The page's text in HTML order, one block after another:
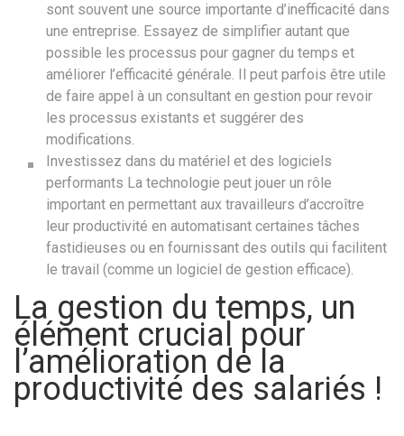
sont souvent une source importante d’inefficacité dans
une entreprise. Essayez de simplifier autant que
possible les processus pour gagner du temps et
améliorer l’efficacité générale. Il peut parfois être utile
de faire appel à un consultant en gestion pour revoir
les processus existants et suggérer des
modifications.
Investissez dans du matériel et des logiciels
performants La technologie peut jouer un rôle
important en permettant aux travailleurs d’accroître
leur productivité en automatisant certaines tâches
fastidieuses ou en fournissant des outils qui facilitent
le travail (comme un logiciel de gestion efficace).
La gestion du temps, un
élément crucial pour
l’amélioration de la
productivité des salariés !